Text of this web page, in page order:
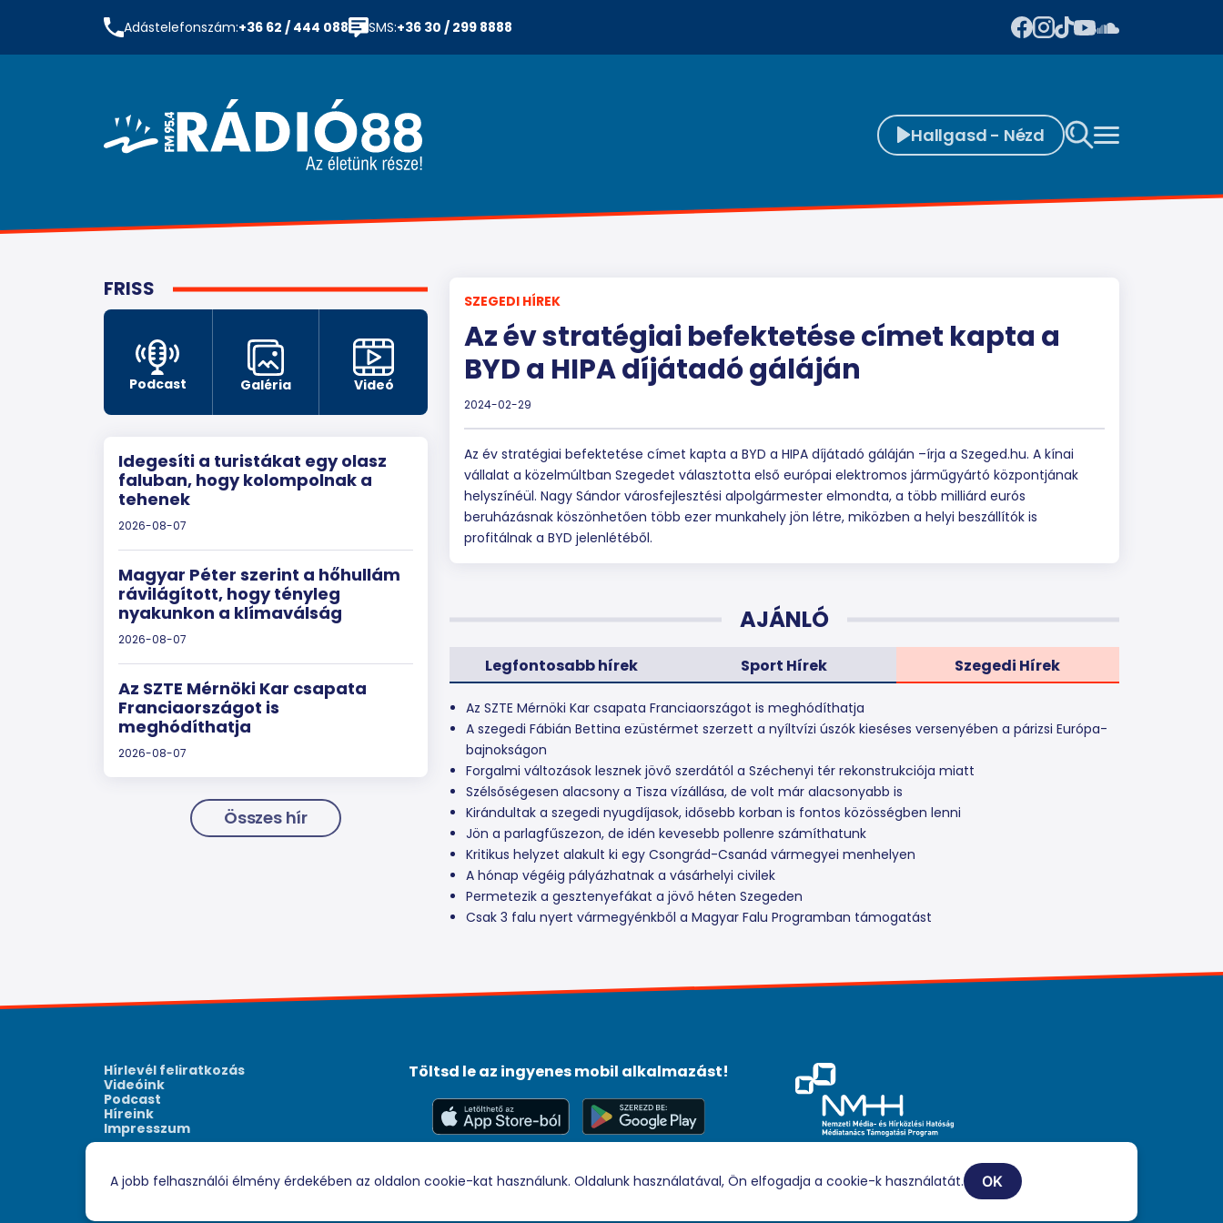
Adástelefonszám:+36 62 / 444 088 SMS:+36 30 / 299 8888
Hallgasd - Nézd
FRISS
Podcast Galéria Videó
Idegesíti a turistákat egy olasz
faluban, hogy kolompolnak a
tehenek
2026-08-07
Magyar Péter szerint a hőhullám
rávilágított, hogy tényleg
nyakunkon a klímaválság
2026-08-07
Az SZTE Mérnöki Kar csapata
Franciaországot is
meghódíthatja
2026-08-07
Összes hír
SZEGEDI HÍREK
Az év stratégiai befektetése címet kapta a
BYD a HIPA díjátadó gáláján
2024-02-29
Az év stratégiai befektetése címet kapta a BYD a HIPA díjátadó gáláján –írja a Szeged.hu. A kínai
vállalat a közelmúltban Szegedet választotta első európai elektromos járműgyártó központjának
helyszínéül. Nagy Sándor városfejlesztési alpolgármester elmondta, a több milliárd eurós
beruházásnak köszönhetően több ezer munkahely jön létre, miközben a helyi beszállítók is
profitálnak a BYD jelenlétéből.
AJÁNLÓ
Legfontosabb hírek Sport Hírek Szegedi Hírek
Az SZTE Mérnöki Kar csapata Franciaországot is meghódíthatja
A szegedi Fábián Bettina ezüstérmet szerzett a nyíltvízi úszók kieséses versenyében a párizsi Európa-
bajnokságon
Forgalmi változások lesznek jövő szerdától a Széchenyi tér rekonstrukciója miatt
Szélsőségesen alacsony a Tisza vízállása, de volt már alacsonyabb is
Kirándultak a szegedi nyugdíjasok, idősebb korban is fontos közösségben lenni
Jön a parlagfűszezon, de idén kevesebb pollenre számíthatunk
Kritikus helyzet alakult ki egy Csongrád-Csanád vármegyei menhelyen
A hónap végéig pályázhatnak a vásárhelyi civilek
Permetezik a gesztenyefákat a jövő héten Szegeden
Csak 3 falu nyert vármegyénkből a Magyar Falu Programban támogatást
Hírlevél feliratkozás
Videóink
Podcast
Híreink
Impresszum
Töltsd le az ingyenes mobil alkalmazást!
Támogatási Program keretében támogatja.
A jobb felhasználói élmény érdekében az oldalon cookie-kat használunk. Oldalunk használatával, Ön elfogadja a cookie-k használatát. OK